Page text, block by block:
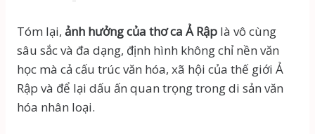
Tóm lại, ảnh hưởng của thơ ca Ả Rậplà vô cùng
sâu sắc và đa dạng, định hình không chỉ nền văn
học mà cả cấu trúc văn hóa, xã hội của thế giới Ả
Rập và để lại dấu ấn quan trọng trong di sản văn
hóa nhân loại.